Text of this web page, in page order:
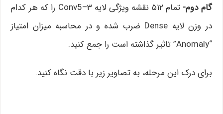
گام دوم-
تمام ۵۱۲ نقشه ویژگی لایه Conv5–۳ را که هر کدام
در وزن لایه Dense ضرب شده و در محاسبه میزان امتیاز
“Anomaly” تاثیر گذاشته است را جمع کنید.
برای درک این مرحله، به تصاویر زیر با دقت نگاه کنید.